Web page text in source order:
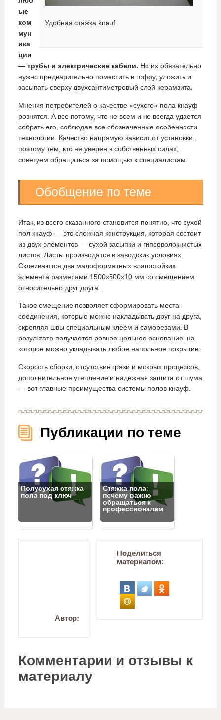
Удобная стяжка knauf
ые
ком
мун
ика
ции
— трубы и электрические кабели. Но их обязательно
нужно предварительно поместить в гофру, уложить и
засыпать сверху двухсантиметровый слой керамзита.
Мнения потребителей о качестве «сухого» пола кнауф
рознятся. А все потому, что не всем и не всегда удается
собрать его, соблюдая все обозначенные особенности
технологии. Качество напрямую зависит от установки,
поэтому тем, кто не уверен в собственных силах,
советуем обращаться за помощью к специалистам.
Обобщение по теме
Итак, из всего сказанного становится понятно, что сухой
пол кнауф — это сложная конструкция, которая состоит
из двух элементов — сухой засыпки и гипсоволокнистых
листов. Листы производятся в заводских условиях.
Склеиваются два малоформатных влагостойких
элемента размерами 1500x500x10 мм со смещением
относительно друг друга.
Такое смещение позволяет сформировать места
соединения, которые можно накладывать друг на друга,
скрепляя швы специальным клеем и саморезами. В
результате получается ровное цельное основание, на
которое можно укладывать любое напольное покрытие.
Скорость сборки, отсутствие грязи и мокрых процессов,
дополнительное утепление и надежная защита от шума
— вот главные преимущества системы полов кнауф.
Публикации по теме
Полусухая стяжка
пола под ключ
Стяжка пола:
почему важно
обращаться к
профессионалам
Автор:
Поделиться
материалом:
Комментарии и отзывы к
материалу